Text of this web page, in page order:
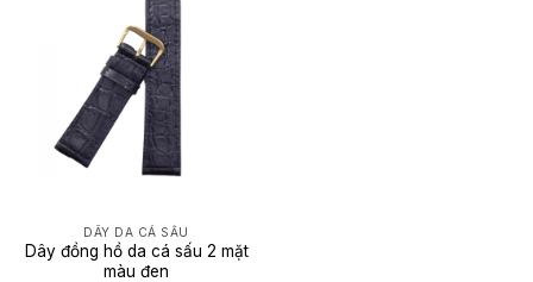
DÂY DA CÁ SẤU
Dây đồng hồ da cá sấu 2 mặt
màu đen